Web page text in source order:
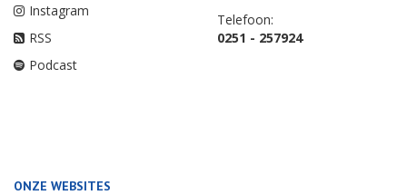
Instagram
RSS
Podcast
Telefoon:
0251 - 257924
ONZE WEBSITES